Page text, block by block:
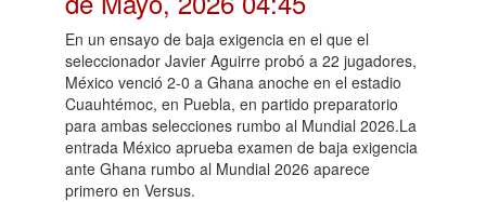
En un ensayo de baja exigencia en el que el
seleccionador Javier Aguirre probó a 22 jugadores,
México venció 2-0 a Ghana anoche en el estadio
Cuauhtémoc, en Puebla, en partido preparatorio
para ambas selecciones rumbo al Mundial 2026.La
entrada México aprueba examen de baja exigencia
ante Ghana rumbo al Mundial 2026 aparece
primero en Versus.